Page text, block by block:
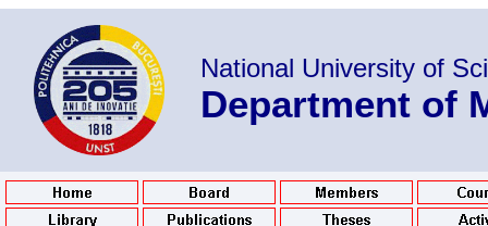
National University of
Department of